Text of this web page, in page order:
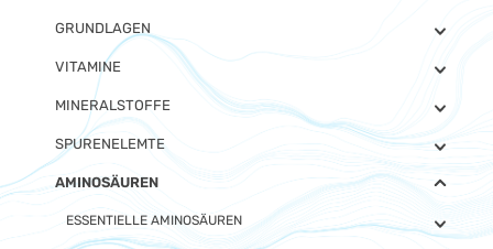
GRUNDLAGEN
VITAMINE
MINERALSTOFFE
SPURENELEMTE
AMINOSÄUREN
ESSENTIELLE AMINOSÄUREN